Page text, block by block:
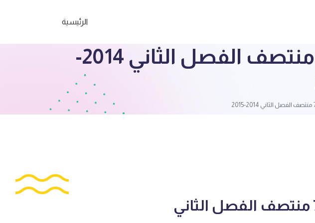
الرئيسية
ثانوية عبدالعتيبي اختبار تجريبي 7 منتصف الفصل الثاني 2014-
ثانوية عبدالعتيبي اختبار تجريبي 7 منتصف الفصل الثاني